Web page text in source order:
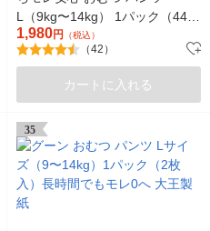
L（9kg〜14kg） 1パック（44枚
入） 女の子用 ユニ・チャーム
1,980円 （税込）
（42）
カートに入れる
35